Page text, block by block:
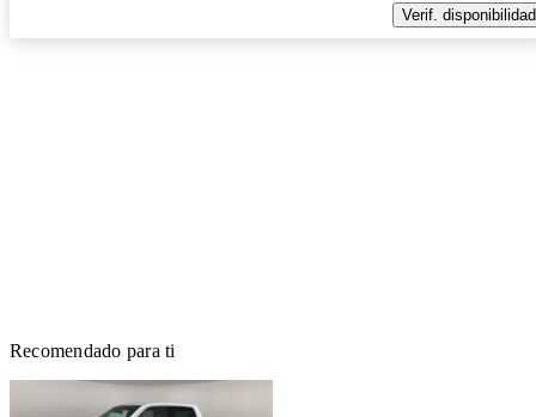
Verif. disponibilidad
Recomendado para ti